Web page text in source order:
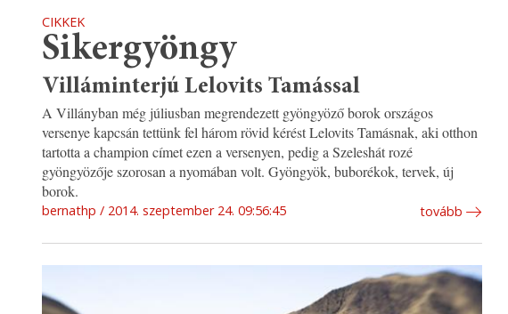
CIKKEK
Sikergyöngy
Villáminterjú Lelovits Tamással
A Villányban még júliusban megrendezett gyöngyöző borok országos
versenye kapcsán tettünk fel három rövid kérést Lelovits Tamásnak, aki otthon
tartotta a champion címet ezen a versenyen, pedig a Szeleshát rozé
gyöngyözője szorosan a nyomában volt. Gyöngyök, buborékok, tervek, új
borok.
bernathp 2014. szeptember 24. 09:56:45 tovább